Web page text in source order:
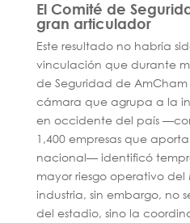
El Comité de
gran articulador
Este resultado no habría
vinculación que durante
de Seguridad de
cámara que agrupa a la
en occidente del país
1,400 empresas que
nacional— identificó
mayor riesgo operativo
industria, sin embargo, no
del estadio, sino la